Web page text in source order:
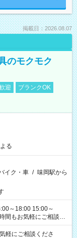
掲載日：2026.08.07
のモクモク
迎
ブランクOK
る
イク・車 / 味岡駅から
軽にご相談くださ